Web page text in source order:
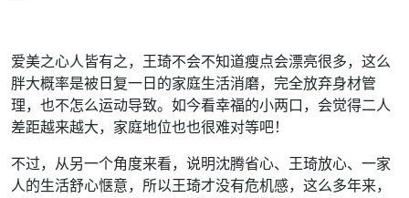
爱美之心人皆有之，王琦不会不知道瘦点会漂亮很多，这么
胖大概率是被日复一日的家庭生活消磨，完全放弃身材管
理，也不怎么运动导致。如今看幸福的小两口，会觉得二人
差距越来越大，家庭地位也也很难对等吧！
不过，从另一个角度来看，说明沈腾省心、王琦放心、一家
人的生活舒心惬意，所以王琦才没有危机感，这么多年来，